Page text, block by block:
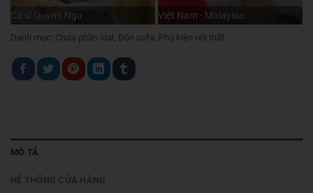
Ca sĩ Quỳnh Nga Việt Nam - Malaysia
Danh mục: Chưa phân loại, Đôn sofa, Phụ kiện nội thất
MÔ TẢ
HỆ THỐNG CỬA HÀNG